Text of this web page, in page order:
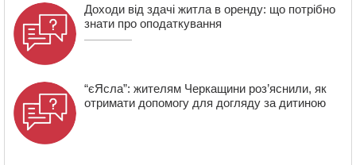
Доходи від здачі житла в оренду: що потрібно
знати про оподаткування
“єЯсла”: жителям Черкащини роз’яснили, як
отримати допомогу для догляду за дитиною